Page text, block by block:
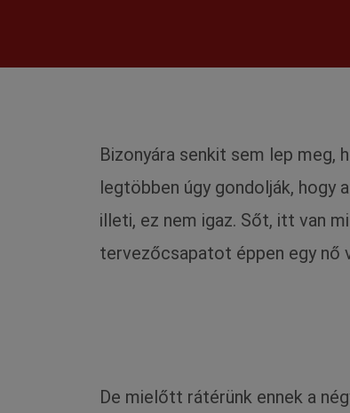
Bizonyára senkit sem lep meg,
legtöbben úgy gondolják, hogy
illeti, ez nem igaz. Sőt, itt van
tervezőcsapatot éppen egy nő
De mielőtt rátérünk ennek a